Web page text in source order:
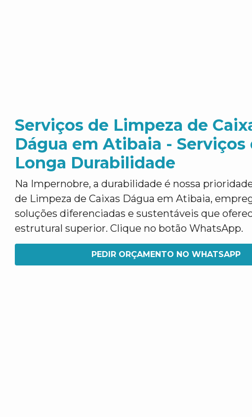
Serviços de Limpeza de
Dágua em Atibaia - Serviços
Longa Durabilidade
Na Impernobre, a durabilidade é nossa
de Limpeza de Caixas Dágua em Atibaia,
soluções diferenciadas e sustentáveis que
estrutural superior. Clique no botão WhatsApp.
PEDIR ORÇAMENTO NO WHATSAPP